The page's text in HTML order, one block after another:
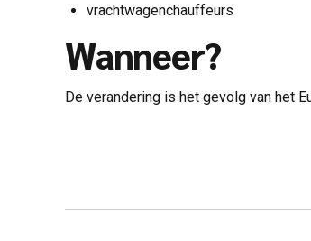
vrachtwagenchauffeurs
Wanneer?
De verandering is het gevolg van het